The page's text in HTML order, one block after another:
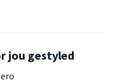
jou gestyled